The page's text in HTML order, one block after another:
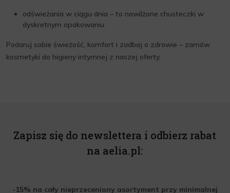
odświeżania w ciągu dnia – to nawilżone chusteczki w
dyskretnym opakowaniu.
Podaruj sobie świeżość, komfort i zadbaj o zdrowie – zamów
kosmetyki do higieny intymnej z naszej oferty.
Zapisz się do newslettera i odbierz rabat
na aelia.pl:
-15% na cały nieprzeceniony asortyment przy minimalnej